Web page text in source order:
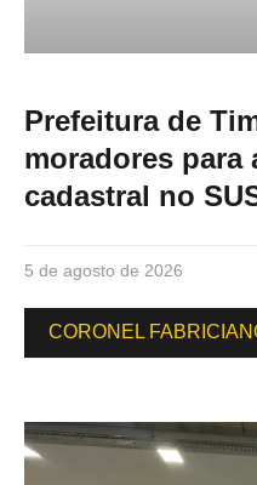
Prefeitura de
moradores para
cadastral no
5 de agosto de 2026
CORONEL